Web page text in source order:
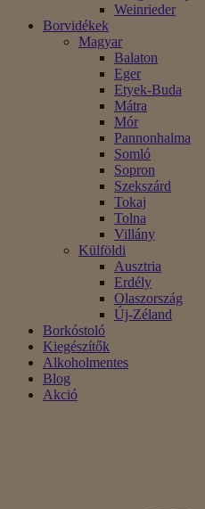
Weinrieder
Borvidékek
Magyar
Balaton
Eger
Etyek-Buda
Mátra
Mór
Pannonhalma
Somló
Sopron
Szekszárd
Tokaj
Tolna
Villány
Külföldi
Ausztria
Erdély
Olaszország
Új-Zéland
Borkóstoló
Kiegészítők
Alkoholmentes
Blog
Akció